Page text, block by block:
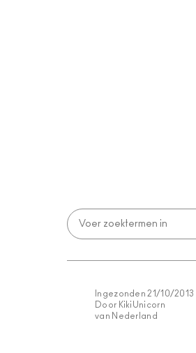
Ingezonden 21/10/2013
Door KikiUnicorn
van Nederland